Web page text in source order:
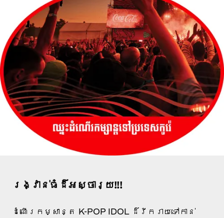
រង្វាន់ធំដ៏អស្ចារ្យ!!!
ដំណើរកម្សាន្ត K-POP IDOL ដ៏រីករាយទៅកាន់